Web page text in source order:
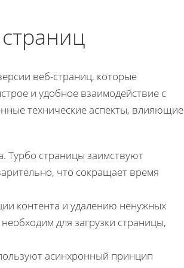
веб-страниц, которые
и удобное взаимодействие с
технические аспекты, влияющие
Турбо страницы заимствуют
что сокращает время
контента и удалению ненужных
для загрузки страницы,
асинхронный принцип